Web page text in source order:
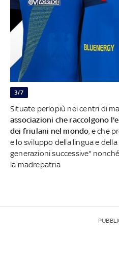
3/7
Situate perlopiù nei centri di
associazioni che raccolgono
dei friulani nel mondo , e che
e lo sviluppo della lingua e
generazioni successive"
la madrepatria